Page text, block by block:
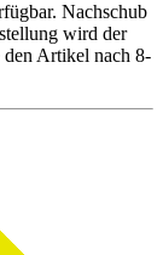
Nachschub
wird der
Artikel nach 8-